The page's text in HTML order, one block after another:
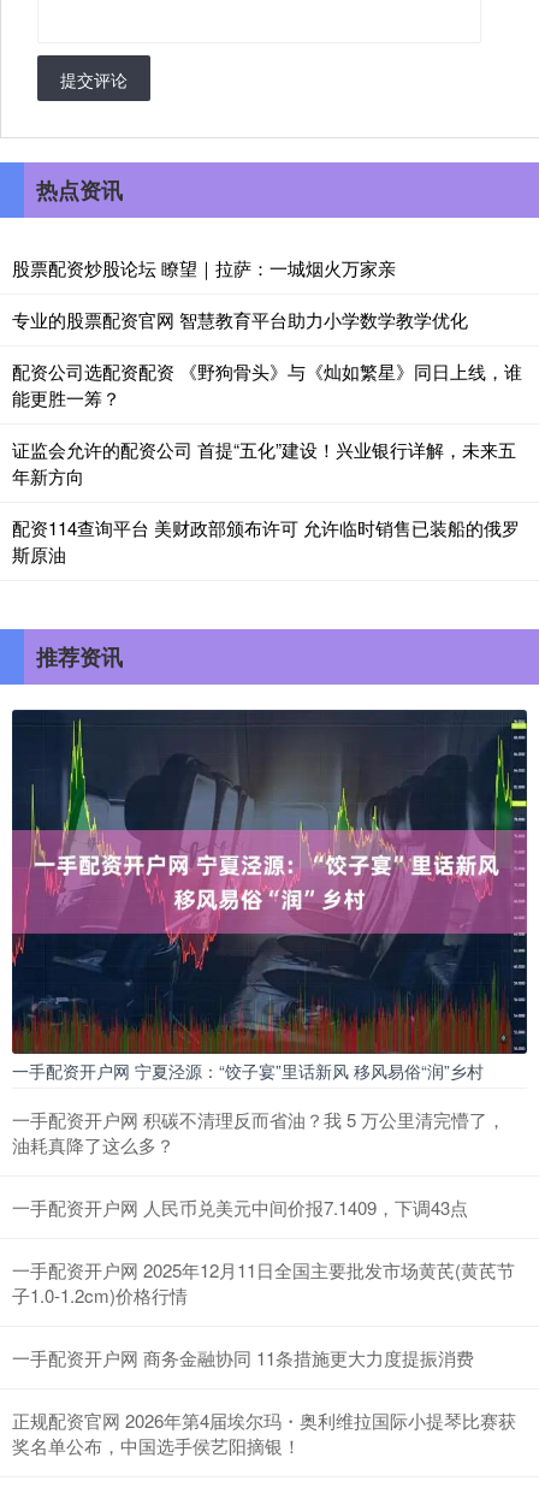
提交评论
热点资讯
股票配资炒股论坛 瞭望｜拉萨：一城烟火万家亲
专业的股票配资官网 智慧教育平台助力小学数学教学优化
配资公司选配资配资 《野狗骨头》与《灿如繁星》同日上线，谁
能更胜一筹？
证监会允许的配资公司 首提“五化”建设！兴业银行详解，未来五
年新方向
配资114查询平台 美财政部颁布许可 允许临时销售已装船的俄罗
斯原油
推荐资讯
一手配资开户网 宁夏泾源：“饺子宴”里话新风 移风易俗“润”乡村
一手配资开户网 积碳不清理反而省油？我 5 万公里清完懵了，
油耗真降了这么多？
一手配资开户网 人民币兑美元中间价报7.1409，下调43点
一手配资开户网 2025年12月11日全国主要批发市场黄芪(黄芪节
子1.0-1.2cm)价格行情
一手配资开户网 商务金融协同 11条措施更大力度提振消费
正规配资官网 2026年第4届埃尔玛・奥利维拉国际小提琴比赛获
奖名单公布，中国选手侯艺阳摘银！